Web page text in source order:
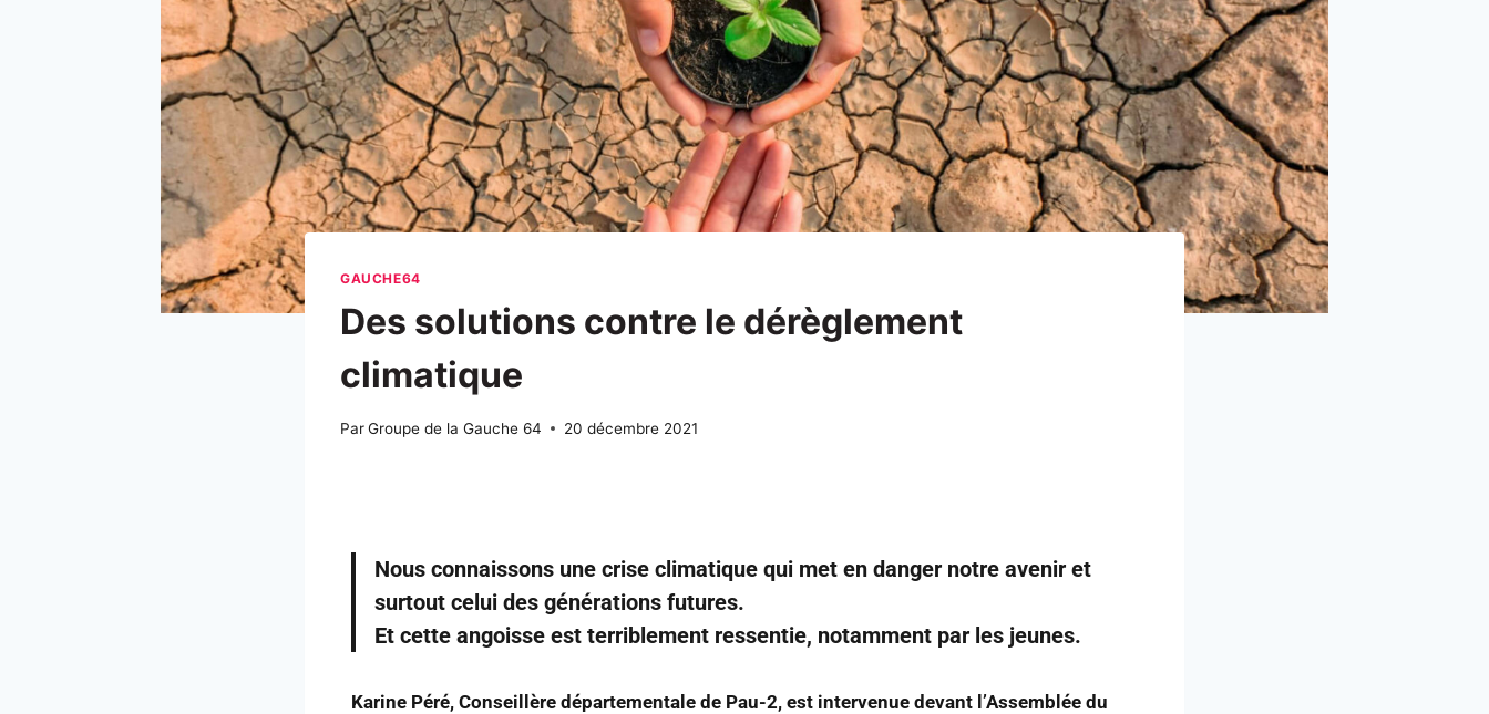
GAUCHE64
Des solutions contre le dérèglement
climatique
ParGroupe de la Gauche 64 20 décembre 2021
Nous connaissons une crise climatique qui met en danger notre avenir et
surtout celui des générations futures.
Et cette angoisse est terriblement ressentie, notamment par les jeunes.
Karine Péré, Conseillère départementale de Pau-2, est intervenue devant l’Assemblée du